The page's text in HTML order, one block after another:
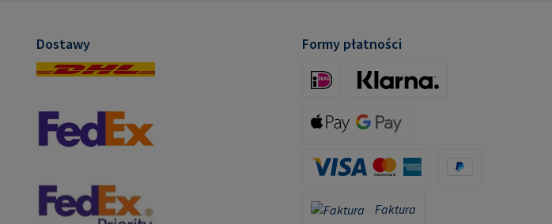
Dostawy Formy płatności
Faktura
Faktura